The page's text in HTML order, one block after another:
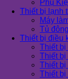
Phụ
Thiết bị lạnh
Máy
Tủ
Thiết bị điều
Thiết bị
Thiết bị
Thiết bị
Thiết bị